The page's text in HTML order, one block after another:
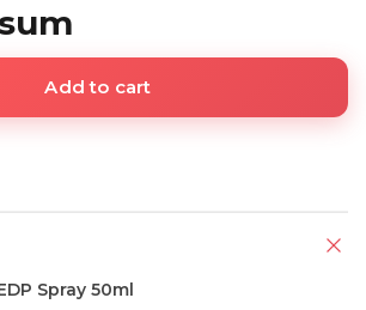
Add to cart
Spray 50ml